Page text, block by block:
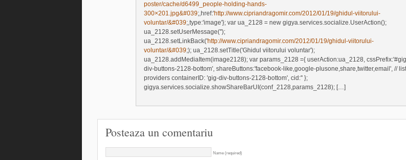
poster/cache/d6499_people-holding-hands-
300×201.jpg&#039;,href:'http://www.cipriandragomir.com/2012/01/19/ghidul-viitorului-
voluntar/&#039;,type:'image'}; var ua_2128 = new gigya.services.socialize.UserAction();
ua_2128.setUserMessage('');
ua_2128.setLinkBack('http://www.cipriandragomir.com/2012/01/19/ghidul-viitorului-
voluntar/&#039;); ua_2128.setTitle('Ghidul viitorului voluntar');
ua_2128.addMediaItem(image2128); var params_2128 ={ userAction:ua_2128,
div-buttons-2128-bottom', shareButtons:'facebook-like,google-plusone,share,twitter,email', //
providers containerID: 'gig-div-buttons-2128-bottom', cid:'' };
gigya.services.socialize.showShareBarUI(conf_2128,params_2128); […]
Posteaza un comentariu
Name (required)